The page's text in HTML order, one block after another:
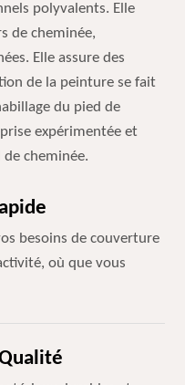
polyvalents. Elle
de cheminée,
Elle assure des
de la peinture se fait
du pied de
expérimentée et
cheminée.
besoins de couverture
où que vous